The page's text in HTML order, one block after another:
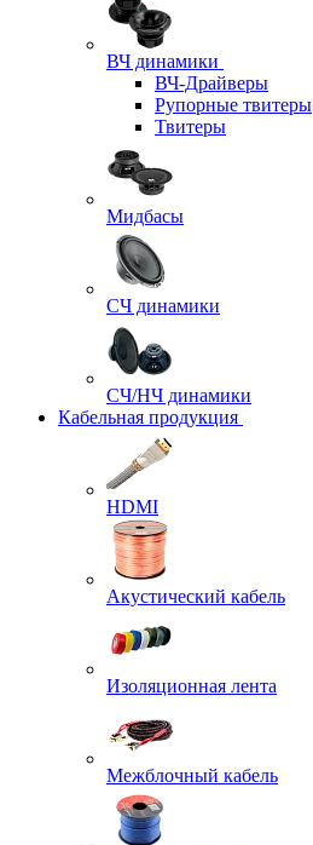
ВЧ динамики
ВЧ-Драйверы
Рупорные твитеры
Твитеры
Мидбасы
СЧ динамики
СЧ/НЧ динамики
Кабельная продукция
HDMI
Акустический кабель
Изоляционная лента
Межблочный кабель